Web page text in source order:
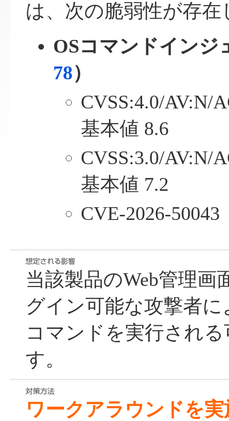
は、次の脆弱性が存在
OSコマンドインジ
78）
CVSS:4.0/AV:N/
基本値 8.6
CVSS:3.0/AV:N/
基本値 7.2
CVE-2026-50043
当該製品のWeb管理画
グイン可能な攻撃者に
コマンドを実行され
す。
ワークアラウンドを